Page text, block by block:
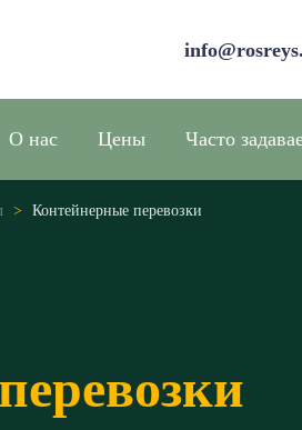
О нас Цены Часто
> Контейнерные перевозки